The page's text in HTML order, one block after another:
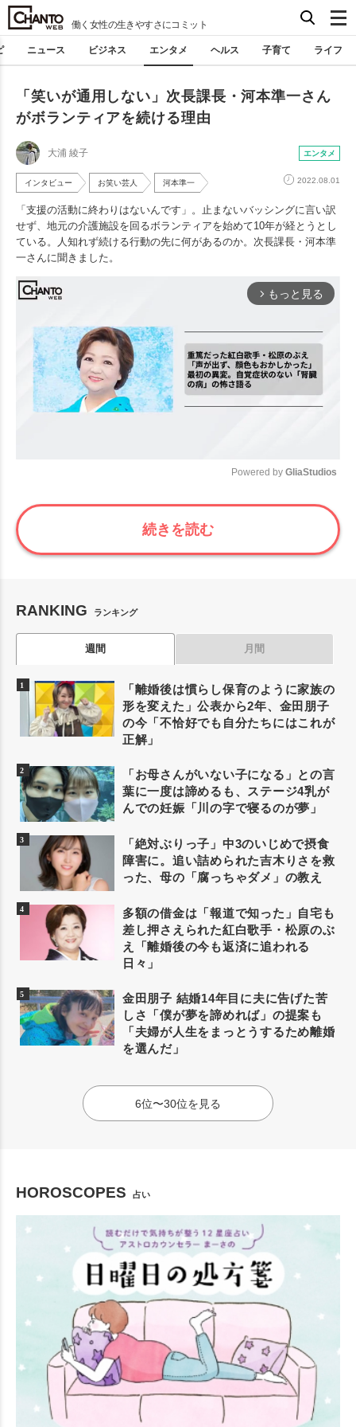
働く女性の生きやすさにコミット
ニュース ビジネス エンタメ ヘルス 子育て ライフ
「笑いが通用しない」次長課長・河本準一さん
がボランティアを続ける理由
大浦 綾子 エンタメ
インタビュー お笑い芸人 河本準一 2022.08.01
「支援の活動に終わりはないんです」。止まないバッシングに言い訳
せず、地元の介護施設を回るボランティアを始めて10年が経とうとし
ている。人知れず続ける行動の先に何があるのか。次長課長・河本準
一さんに聞きました。
arrow_forward_ios もっと見る
Mute
Powered by GliaStudios
続きを読む
RANKING ランキング
週間 月間
「離婚後は慣らし保育のように家族の
形を変えた」公表から2年、金田朋子
の今「不恰好でも自分たちにはこれが
正解」
「お母さんがいない子になる」との言
葉に一度は諦めるも、ステージ4乳が
んでの妊娠「川の字で寝るのが夢」
「絶対ぶりっ子」中3のいじめで摂食
障害に。追い詰められた吉木りさを救
った、母の「腐っちゃダメ」の教え
多額の借金は「報道で知った」自宅も
差し押さえられた紅白歌手・松原のぶ
え「離婚後の今も返済に追われる
日々」
金田朋子 結婚14年目に夫に告げた苦
しさ「僕が夢を諦めれば」の提案も
「夫婦が人生をまっとうするため離婚
を選んだ」
6位〜30位を見る
HOROSCOPES 占い